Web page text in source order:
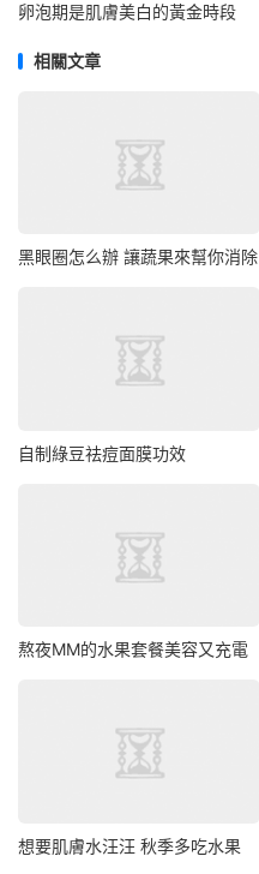
卵泡期是肌膚美白的黃金時段
相關文章
黑眼圈怎么辦 讓蔬果來幫你消除
自制綠豆祛痘面膜功效
熬夜MM的水果套餐美容又充電
想要肌膚水汪汪 秋季多吃水果